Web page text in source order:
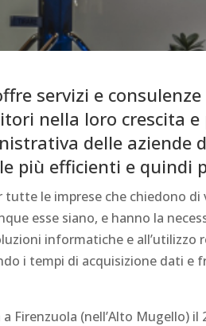
servizi e
nella loro crescita e
delle aziende
più efficienti e quindi
le imprese che chiedono di
esse siano, e hanno la
informatiche e all’utilizzo
i tempi di acquisizione dati e
Firenzuola (nell’Alto Mugello) il